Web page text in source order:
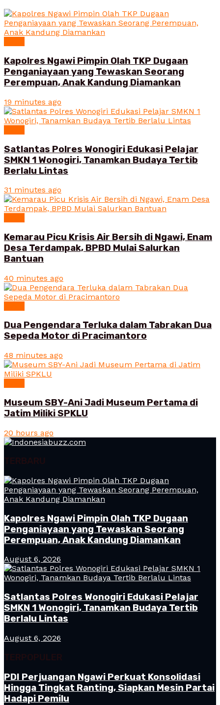
Kapolres Ngawi Pimpin Olah TKP Dugaan
Penganiayaan yang Tewaskan Seorang
Perempuan, Anak Kandung Diamankan
19 minutes ago
Satlantas Polres Wonogiri Edukasi Pelajar
SMKN 1 Wonogiri, Tanamkan Budaya Tertib
Berlalu Lintas
31 minutes ago
Kemarau Picu Krisis Air Bersih di Ngawi, Enam
Desa Terdampak, BPBD Mulai Salurkan
Bantuan
40 minutes ago
Dua Pengendara Terluka dalam Tabrakan Dua
Sepeda Motor di Pracimantoro
48 minutes ago
Museum SBY-Ani Jadi Museum Pertama di
Jatim Miliki SPKLU
20 hours ago
TERBARU
Kapolres Ngawi Pimpin Olah TKP Dugaan
Penganiayaan yang Tewaskan Seorang
Perempuan, Anak Kandung Diamankan
August 6, 2026
Satlantas Polres Wonogiri Edukasi Pelajar
SMKN 1 Wonogiri, Tanamkan Budaya Tertib
Berlalu Lintas
August 6, 2026
TERPOPULER
PDI Perjuangan Ngawi Perkuat Konsolidasi
Hingga Tingkat Ranting, Siapkan Mesin Partai
Hadapi Pemilu